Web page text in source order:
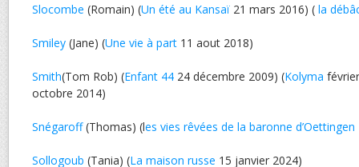
Slocombe (Romain) (Un été au Kansaï 21 mars 2016) ( la
Smiley (Jane) (Une vie à part 11 aout 2018)
Smith(Tom Rob) (Enfant 44 24 décembre 2009) (Kolyma
octobre 2014)
Snégaroff(Thomas) (les vies rêvées de la baronne d’Oettingen
Sollogoub (Tania) (La maison russe 15 janvier 2024)